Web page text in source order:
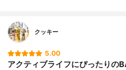
クッキー
5.00
アクティブライフにぴったりの